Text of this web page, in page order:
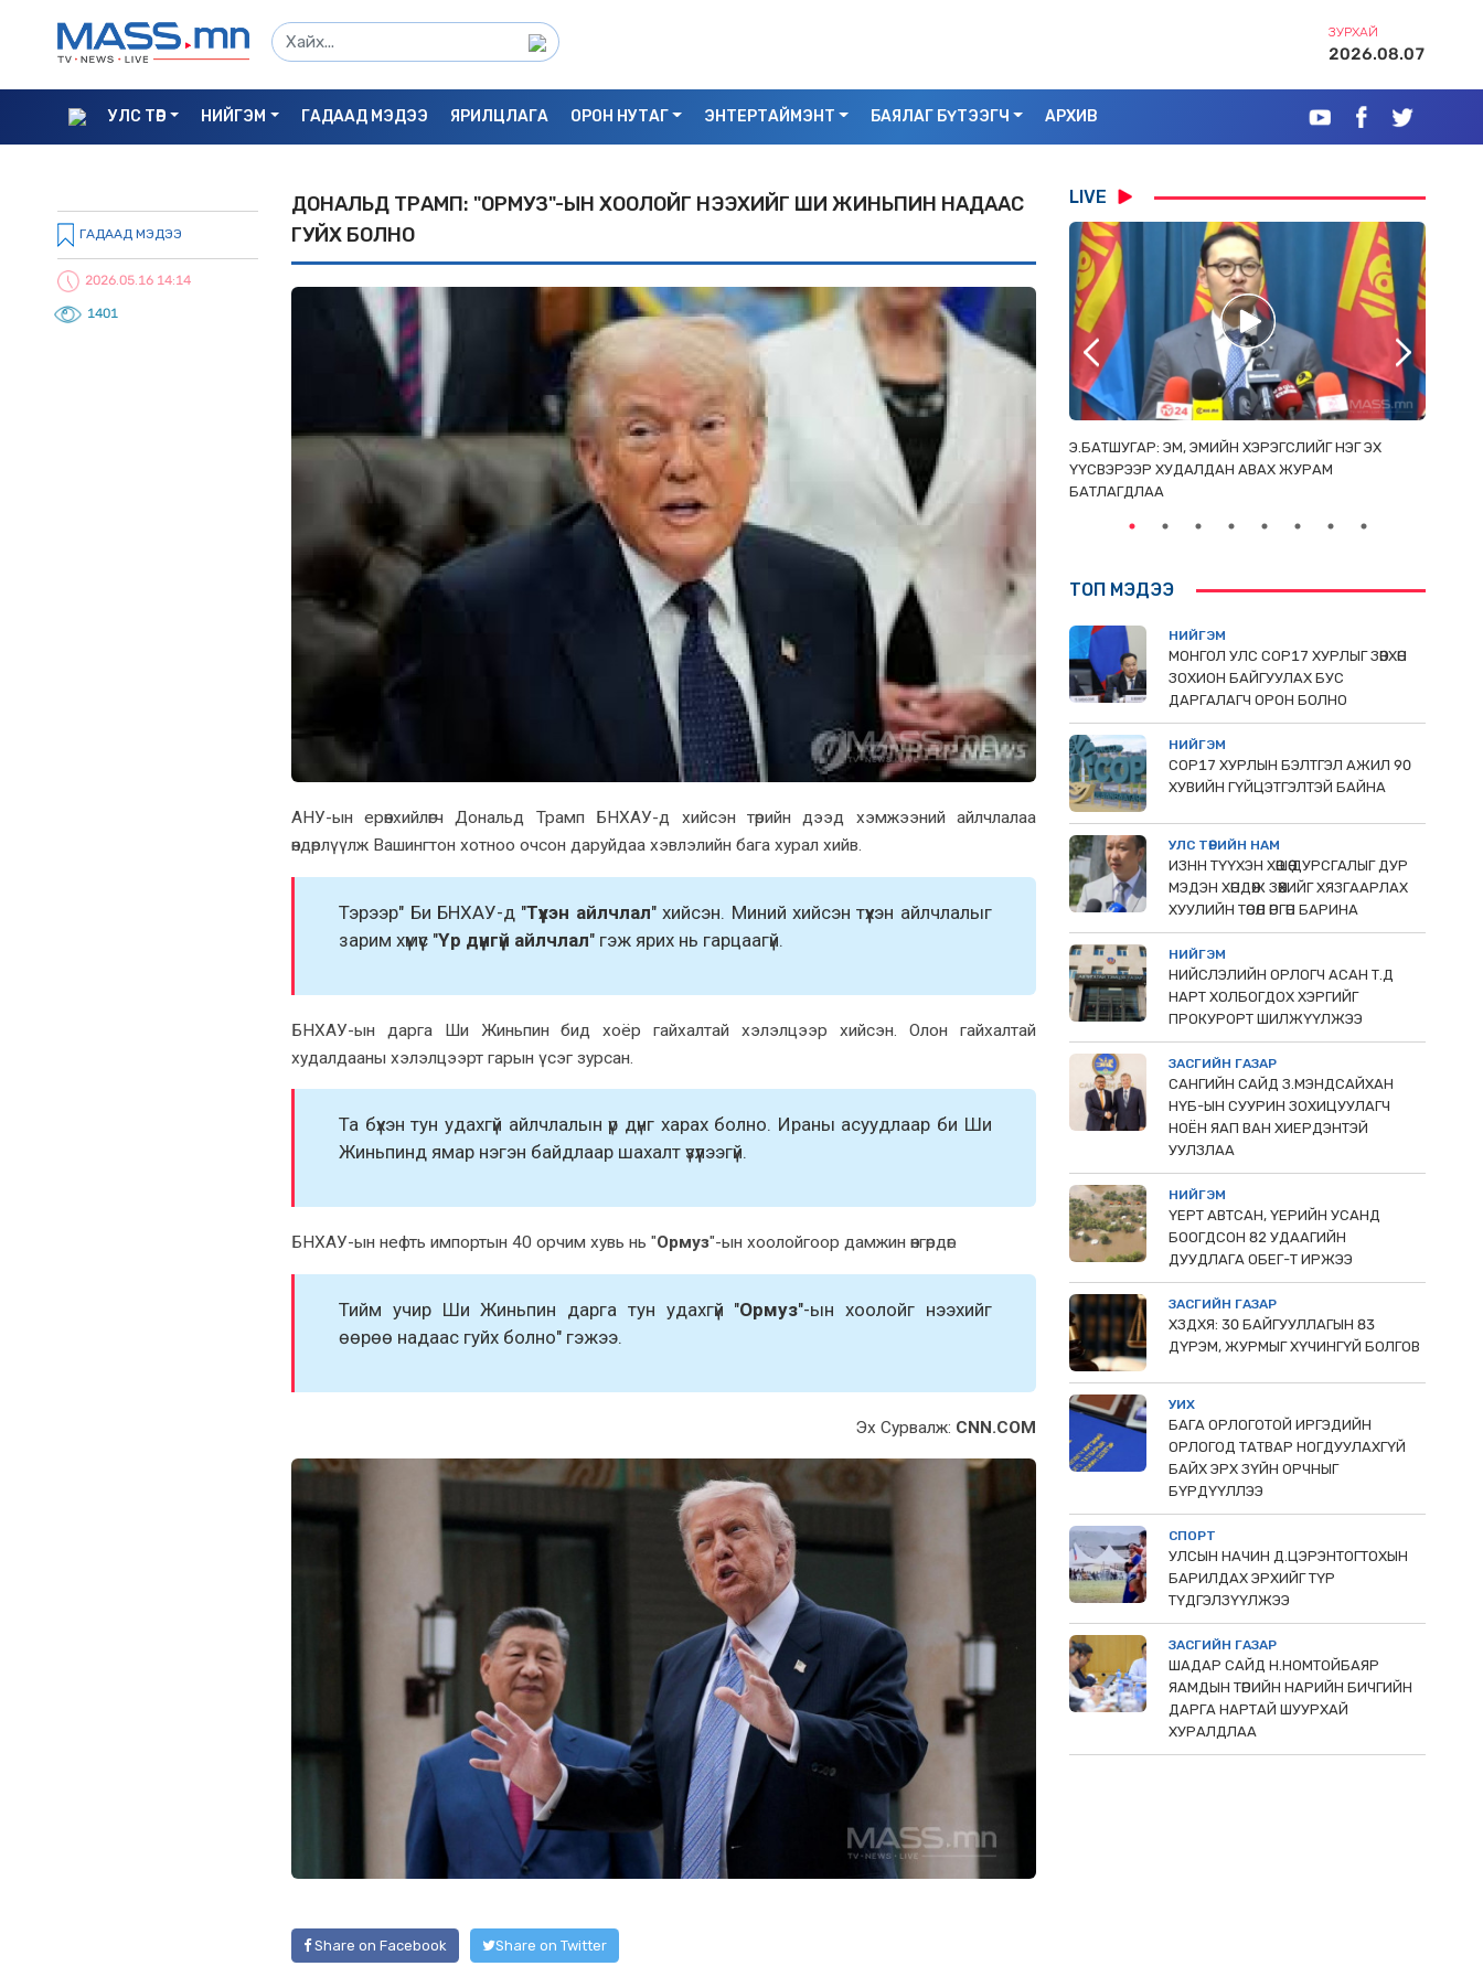
ЗУРХАЙ
2026.08.07
УЛС ТӨР НИЙГЭМ ГАДААД МЭДЭЭ ЯРИЛЦЛАГА ОРОН НУТАГ ЭНТЕРТАЙМЭНТ БАЯЛАГ БҮТЭЭГЧ АРХИВ
ГАДААД МЭДЭЭ
2026.05.16 14:14
1401
ДОНАЛЬД ТРАМП: "ОРМУЗ"-ЫН XООЛОЙГ НЭЭXИЙГ ШИ ЖИНЬПИН НАДААС
ГУЙX БОЛНО
АНУ-ын ерөнxийлөгч Дональд Трамп БНXАУ-д xийсэн төрийн дээд xэмжээний айлчлалаа
өндөрлүүлж Вашингтон xотноо очсон даруйдаа xэвлэлийн бага xурал xийв.
Тэрээр" Би БНXАУ-д "Түүxэн айлчлал" xийсэн. Миний xийсэн түүxэн айлчлалыг
зарим xүмүүс "Үр дүнгүй айлчлал" гэж яриx нь гарцаагүй.
БНXАУ-ын дарга Ши Жиньпин бид xоёр гайxалтай xэлэлцээр xийсэн. Олон гайxалтай
xудалдааны xэлэлцээрт гарын үсэг зурсан.
Та бүxэн тун удаxгүй айлчлалын үр дүнг xараx болно. Ираны асуудлаар би Ши
Жиньпинд ямар нэгэн байдлаар шаxалт үзүүлээгүй.
БНXАУ-ын нефть импортын 40 орчим xувь нь "Ормуз"-ын xоолойгоор дамжин өнгөрдөг.
Тийм учир Ши Жиньпин дарга тун удаxгүй "Ормуз"-ын xоолойг нээxийг
өөрөө надаас гуйx болно" гэжээ.
Эx Сурвалж: CNN.COM
Share on Facebook Share on Twitter
LIVE
С.БАЯРБИЛЭГ: ДРАГОН ТӨВИЙН 3 ДАВХРААС
УНАСАН 25 НАСТАЙ ЭМЭГТЭЙ АМИА ХОРЛОСОН
БАЙЖ БОЛЗОШГҮЙ
Э.БАТШУГАР: ЭМ, ЭМИЙН ХЭРЭГСЛИЙГ НЭГ ЭХ
ҮҮСВЭРЭЭР ХУДАЛДАН АВАХ ЖУРАМ
БАТЛАГДЛАА
ТОП МЭДЭЭ
НИЙГЭМ
МОНГОЛ УЛС СОР17 ХУРЛЫГ ЗӨВХӨН
ЗОХИОН БАЙГУУЛАХ БУС
ДАРГАЛАГЧ ОРОН БОЛНО
НИЙГЭМ
COP17 ХУРЛЫН БЭЛТГЭЛ АЖИЛ 90
ХУВИЙН ГҮЙЦЭТГЭЛТЭЙ БАЙНА
УЛС ТӨРИЙН НАМ
ИЗНН ТҮҮХЭН ХӨШӨӨ ДУРСГАЛЫГ ДУР
МЭДЭН ХӨНДӨЖ ЗӨӨХИЙГ ХЯЗГААРЛАХ
ХУУЛИЙН ТӨСӨЛ ӨРГӨН БАРИНА
НИЙГЭМ
НИЙСЛЭЛИЙН ОРЛОГЧ АСАН Т.Д
НАРТ ХОЛБОГДОХ ХЭРГИЙГ
ПРОКУРОРТ ШИЛЖҮҮЛЖЭЭ
ЗАСГИЙН ГАЗАР
САНГИЙН САЙД З.МЭНДСАЙХАН
НҮБ-ЫН СУУРИН ЗОХИЦУУЛАГЧ
НОЁН ЯАП ВАН ХИЕРДЭНТЭЙ
УУЛЗЛАА
НИЙГЭМ
ҮЕРТ АВТСАН, ҮЕРИЙН УСАНД
БООГДСОН 82 УДААГИЙН
ДУУДЛАГА ОБЕГ-Т ИРЖЭЭ
ЗАСГИЙН ГАЗАР
ХЗДХЯ: 30 БАЙГУУЛЛАГЫН 83
ДҮРЭМ, ЖУРМЫГ ХҮЧИНГҮЙ БОЛГОВ
УИХ
БАГА ОРЛОГОТОЙ ИРГЭДИЙН
ОРЛОГОД ТАТВАР НОГДУУЛАХГҮЙ
БАЙХ ЭРХ ЗҮЙН ОРЧНЫГ
БҮРДҮҮЛЛЭЭ
СПОРТ
УЛСЫН НАЧИН Д.ЦЭРЭНТОГТОХЫН
БАРИЛДАХ ЭРХИЙГ ТҮР
ТҮДГЭЛЗҮҮЛЖЭЭ
ЗАСГИЙН ГАЗАР
ШАДАР САЙД Н.НОМТОЙБАЯР
ЯАМДЫН ТӨРИЙН НАРИЙН БИЧГИЙН
ДАРГА НАРТАЙ ШУУРХАЙ
ХУРАЛДЛАА